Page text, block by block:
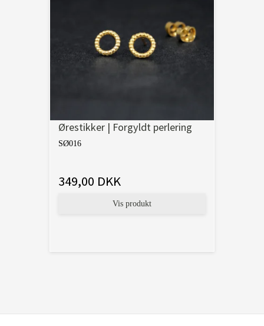
Ørestikker | Forgyldt perlering
SØ016
349,00 DKK
Vis produkt